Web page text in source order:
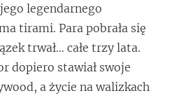
legendarnego
tirami. Para pobrała się
trwał… całe trzy lata.
dopiero stawiał swoje
a życie na walizkach